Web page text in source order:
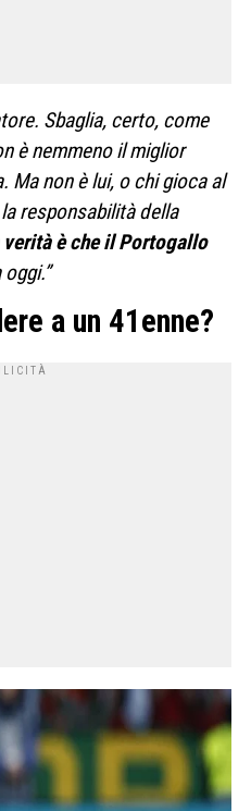
Sbaglia, certo, come
è nemmeno il miglior
Ma non è lui, o chi gioca al
responsabilità della
verità è che il Portogallo
a un 41enne?